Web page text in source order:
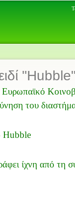
του
Hubble
ίχνη από τη